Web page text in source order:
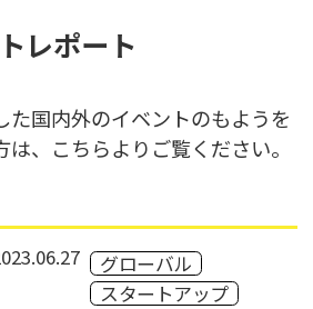
レポート
た国内外のイベントのもようを
、こちらよりご覧ください。
グローバル
スタートアップ